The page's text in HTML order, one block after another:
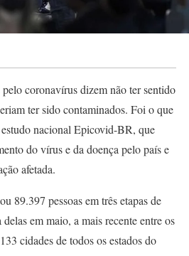
coronavírus dizem não ter sentido
ter sido contaminados. Foi o que
nacional Epicovid-BR, que
do vírus e da doença pelo país e
afetada.
89.397 pessoas em três etapas de
em maio, a mais recente entre os
cidades de todos os estados do